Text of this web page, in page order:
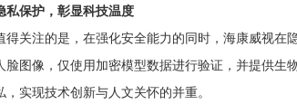
私保护，彰显科技温度
注的是，在强化安全能力的同时，海康威视在
脸图像，仅使用加密模型数据进行验证，并提供生
，实现技术创新与人文关怀的并重。